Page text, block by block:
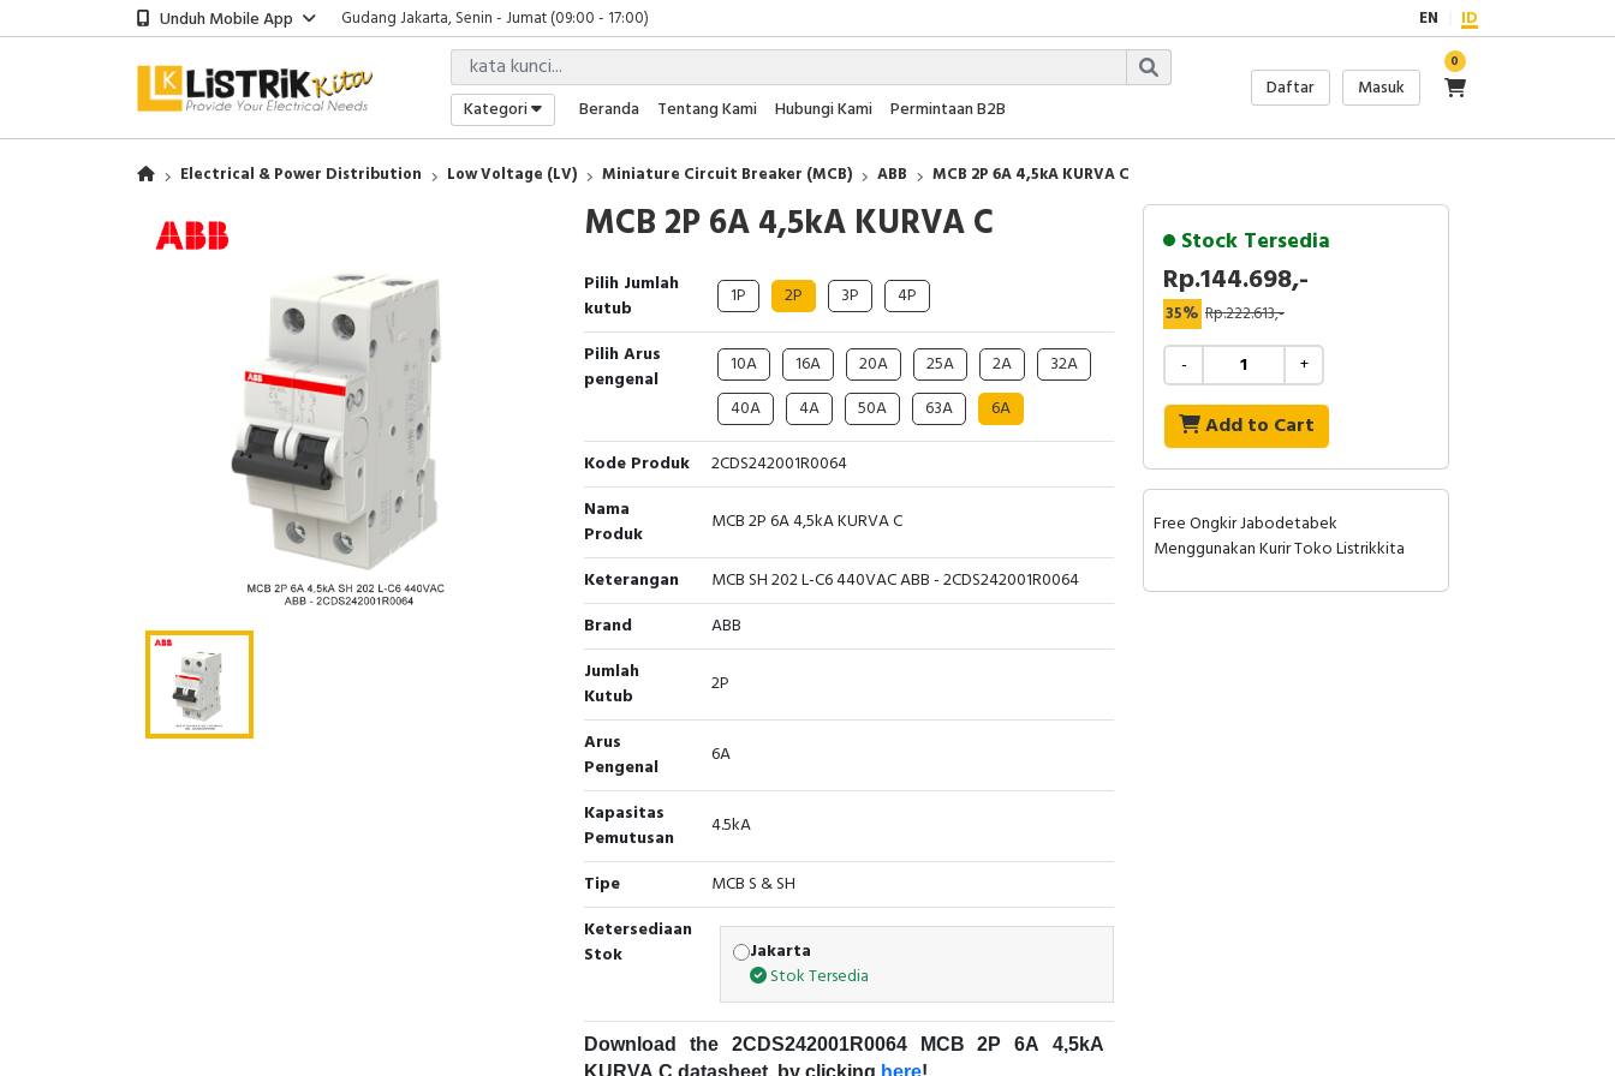
Unduh Mobile App
Gudang Jakarta, Senin - Jumat (09:00 - 17:00)
Showroom Bali, Senin - Jumat (09:00 - 17:00)
Kantor Jakarta, Senin - Jumat (08:00 - 17:00)
Gudang Jakarta, Senin - Jumat (09:00 - 17:00)
Showroom Bali, Senin - Jumat (09:00 - 17:00)
EN ID
Kategori Beranda Tentang Kami Hubungi Kami Permintaan B2B
Daftar Masuk
0
Electrical & Power Distribution Low Voltage (LV) Miniature Circuit Breaker (MCB) ABB MCB 2P 6A 4,5kA KURVA C
MCB 2P 6A 4,5kA KURVA C
Pilih Jumlah
kutub
1P 2P 3P 4P
Pilih Arus
pengenal
10A 16A 20A 25A 2A
32A
40A
4A 50A 63A
6A
Kode Produk
2CDS242001R0064
Nama
Produk
MCB 2P 6A 4,5kA KURVA C
Keterangan
MCB SH 202 L-C6 440VAC ABB - 2CDS242001R0064
Brand
ABB
Jumlah
Kutub
2P
Arus
Pengenal
6A
Kapasitas
Pemutusan
4.5kA
Tipe
MCB S & SH
Ketersediaan
Stok
Jakarta
Stok Tersedia
Download the 2CDS242001R0064 MCB 2P 6A 4,5kA
KURVA C datasheet, by clicking here!
Stock Tersedia
Rp.144.698,-
35% Rp.222.613,-
- +
Add to Cart
Free Ongkir Jabodetabek
Menggunakan Kurir Toko Listrikkita